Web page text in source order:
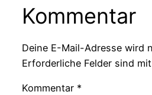
Kommentar
Deine E-Mail-Adresse wird
Erforderliche Felder sind mit
Kommentar *